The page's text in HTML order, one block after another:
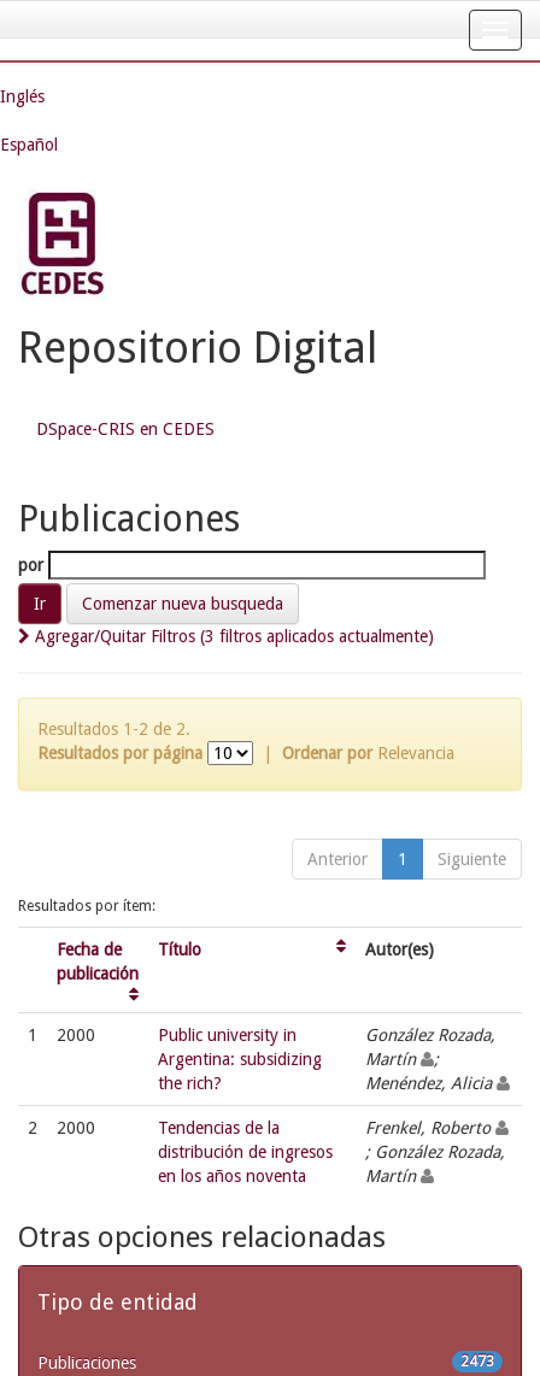
navigation
Inglés
Español
Repositorio Digital
DSpace-CRIS en CEDES
Publicaciones
por
Comenzar nueva busqueda
Agregar/Quitar Filtros (3 filtros aplicados actualmente)
Resultados 1-2 de 2.
Resultados por página
Ordenar por Relevancia
Anterior 1 Siguiente
Resultados por ítem:
Fecha de
publicación
Título Autor(es)
1 2000
Public university in
Argentina: subsidizing
the rich?
González Rozada,
Martín
;
Menéndez, Alicia
2 2000
Tendencias de la
distribución de ingresos
en los años noventa
Frenkel, Roberto
; González Rozada,
Martín
Otras opciones relacionadas
Tipo de entidad
2473
Publicaciones